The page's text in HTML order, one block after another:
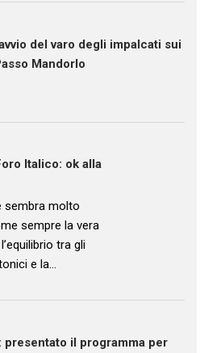
del varo degli impalcati sui
Mandorlo
Italico: ok alla
sembra molto
sempre la vera
tra gli
e la…
presentato il programma per